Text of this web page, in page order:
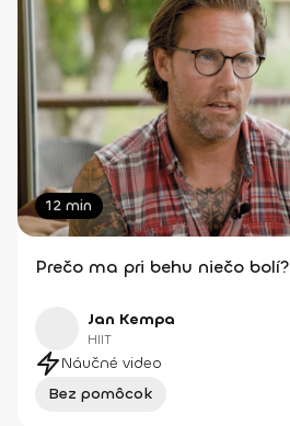
12 min
Prečo ma pri behu niečo bolí?
Jan Kempa
HIIT
Náučné video
Bez pomôcok